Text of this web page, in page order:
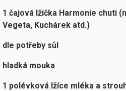
1 čajová lžička Harmonie chuti
Vegeta, Kuchárek atd.)
dle potřeby sůl
hladká mouka
1 polévková lžíce mléka a